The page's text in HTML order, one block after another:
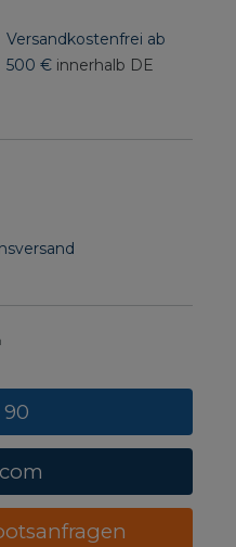
Versandkostenfrei ab
500 € innerhalb DE